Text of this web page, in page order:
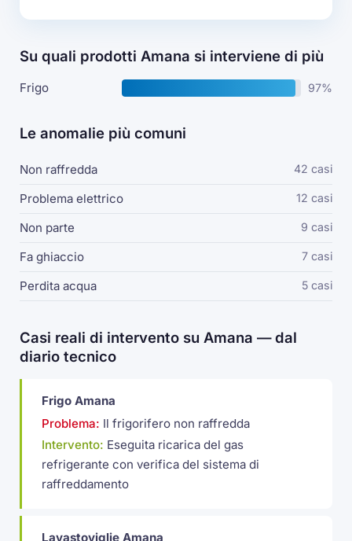
Su quali prodotti Amana si interviene di più
Frigo 97%
Le anomalie più comuni
Non raffredda 42 casi
Problema elettrico 12 casi
Non parte 9 casi
Fa ghiaccio 7 casi
Perdita acqua 5 casi
Casi reali di intervento su Amana — dal
diario tecnico
Frigo Amana
Problema: Il frigorifero non raffredda
Intervento: Eseguita ricarica del gas
refrigerante con verifica del sistema di
raffreddamento
Lavastoviglie Amana